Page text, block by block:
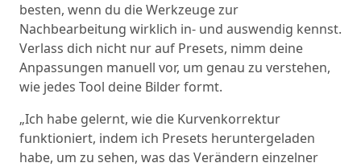
besten, wenn du die Werkzeuge zur
Nachbearbeitung wirklich in- und auswendig kennst.
Verlass dich nicht nur auf Presets, nimm deine
Anpassungen manuell vor, um genau zu verstehen,
wie jedes Tool deine Bilder formt.
„Ich habe gelernt, wie die Kurvenkorrektur
funktioniert, indem ich Presets heruntergeladen
habe, um zu sehen, was das Verändern einzelner